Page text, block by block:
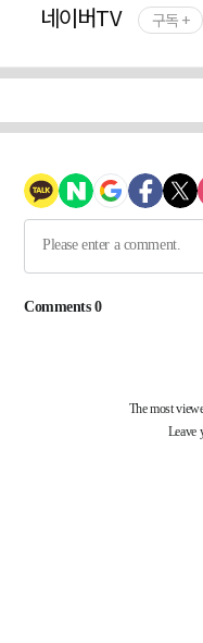
네이버TV 구독 +